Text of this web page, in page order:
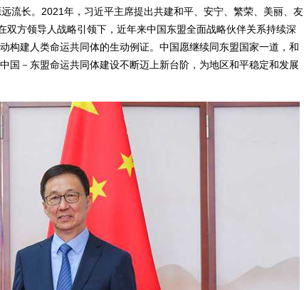
流长。2021年，习近平主席提出共建和平、安宁、繁荣、美丽、友
双方领导人战略引领下，近年来中国东盟全面战略伙伴关系持续深
构建人类命运共同体的生动例证。中国愿继续同东盟国家一道，和
国－东盟命运共同体建设不断迈上新台阶，为地区和平稳定和发展